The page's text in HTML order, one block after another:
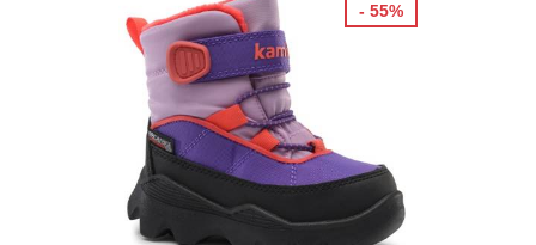
- 55%